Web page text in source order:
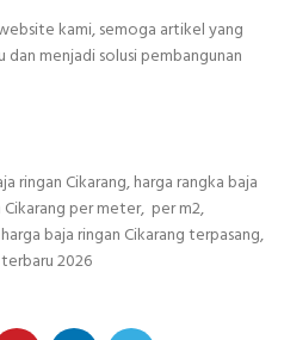
kami, semoga artikel yang
menjadi solusi pembangunan
ringan Cikarang, harga rangka baja
Cikarang per meter, per m2,
baja ringan Cikarang terpasang,
2026